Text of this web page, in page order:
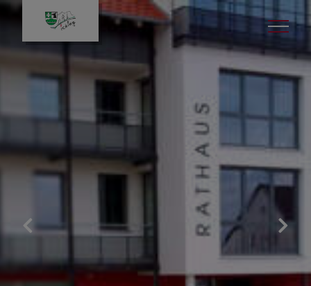
Bürgerservice
Gemeinde & Rathaus
Leben in Icking
Politik